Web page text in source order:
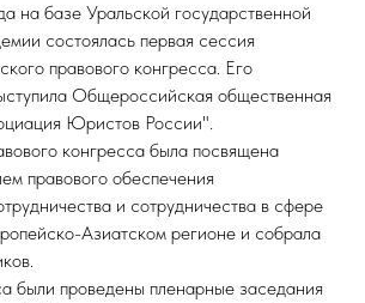
на базе Уральской государственной
состоялась первая сессия
правового конгресса. Его
Общероссийская общественная
Юристов России".
конгресса была посвящена
правового обеспечения
и сотрудничества в сфере
Азиатском регионе и собрала
были проведены пленарные заседания